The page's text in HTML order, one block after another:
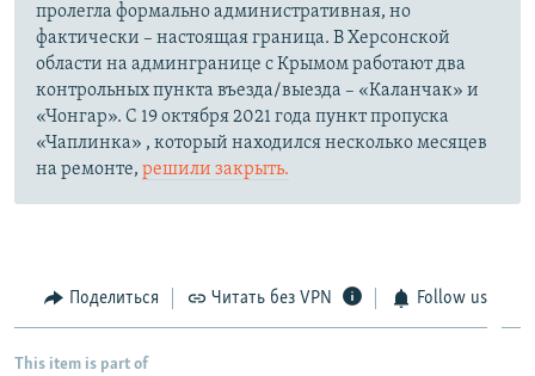
пролегла формально административная, но
фактически – настоящая граница. В Херсонской
области на админгранице с Крымом работают два
контрольных пункта въезда/выезда – «Каланчак» и
«Чонгар». С 19 октября 2021 года пункт пропуска
«Чаплинка» , который находился несколько месяцев
на ремонте, решили закрыть.
Поделиться Читать без VPN Follow us
This item is part of